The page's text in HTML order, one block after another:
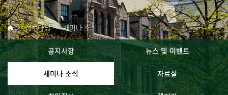
정보마당 세미나 소식
공지사항 뉴스 및 이벤트
세미나 소식 자료실